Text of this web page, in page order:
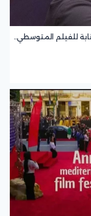
للفيلم المتوسطي..